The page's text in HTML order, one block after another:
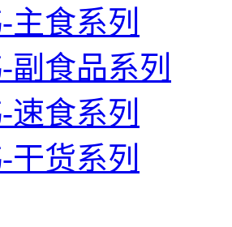
主食系列
副食品系列
速食系列
干货系列